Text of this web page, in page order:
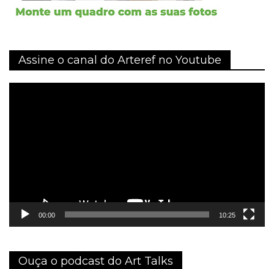
Assine o canal do Arteref no Youtube
00:00 10:25
Ouça o podcast do Art Talks